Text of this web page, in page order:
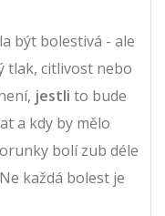
být bolestivá - ale
tlak, citlivost nebo
jestli to bude
a kdy by mělo
bolí zub déle
každá bolest je